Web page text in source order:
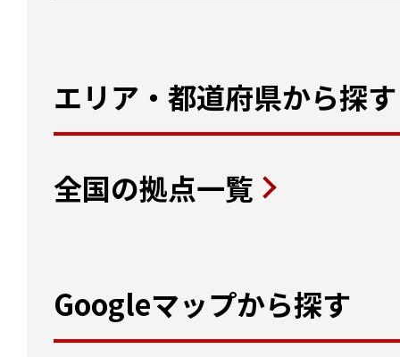
エリア・都道府県から探す
全国の拠点一覧
Googleマップから探す